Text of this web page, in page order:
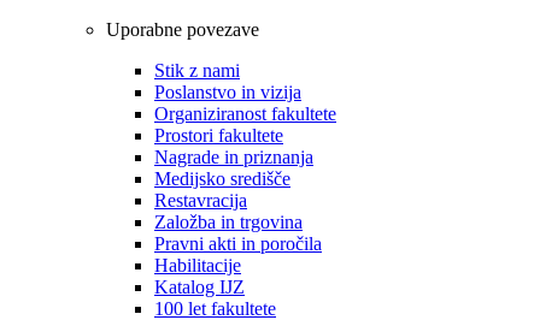
Uporabne povezave
Stik z nami
Poslanstvo in vizija
Organiziranost fakultete
Prostori fakultete
Nagrade in priznanja
Medijsko središče
Restavracija
Založba in trgovina
Pravni akti in poročila
Habilitacije
Katalog IJZ
100 let fakultete